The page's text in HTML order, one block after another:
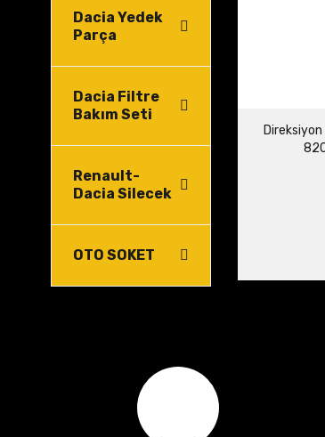
Dacia Yedek
Parça
Dacia Filtre
Bakım Seti
Renault-
Dacia Silecek
OTO SOKET